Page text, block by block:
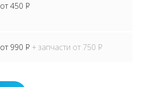
от 450 P
от 990 P + запчасти от 750 P